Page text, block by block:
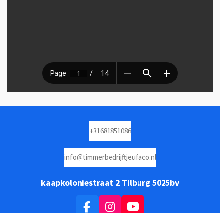
+31681851086
info@timmerbedrijftjeufaco.nl
kaapkoloniestraat 2 Tilburg 5025bv